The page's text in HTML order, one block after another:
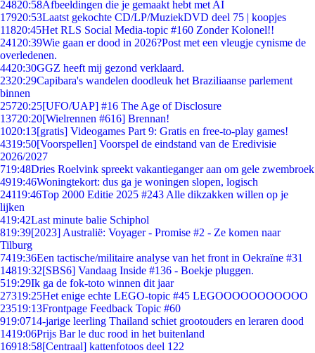
24820:58Afbeeldingen die je gemaakt hebt met AI
17920:53Laatst gekochte CD/LP/MuziekDVD deel 75 | koopjes
11820:45Het RLS Social Media-topic #160 Zonder Kolonel!!
241 20:39Wie gaan er dood in 2026?Post met een vleugje cynisme de
overledenen.
4420:30GGZ heeft mij gezond verklaard.
2320:29Capibara's wandelen doodleuk het Braziliaanse parlement
binnen
25720:25[UFO/UAP] #16 The Age of Disclosure
13720:20[Wielrennen #616] Brennan!
1020:13[gratis] Videogames Part 9: Gratis en free-to-play games!
4319:50[Voorspellen] Voorspel de eindstand van de Eredivisie
2026/2027
719:48Dries Roelvink spreekt vakantieganger aan om gele zwembroek
4919:46Woningtekort: dus ga je woningen slopen, logisch
24119:46Top 2000 Editie 2025 #243 Alle dikzakken willen op je
lijken
419:42Last minute balie Schiphol
819:39[2023] Australië: Voyager - Promise #2 - Ze komen naar
Tilburg
7419:36Een tactische/militaire analyse van het front in Oekraïne #31
14819:32[SBS6] Vandaag Inside #136 - Boekje pluggen.
519:29Ik ga de fok-toto winnen dit jaar
27319:25Het enige echte LEGO-topic #45 LEGOOOOOOOOOOO
23519:13Frontpage Feedback Topic #60
919:0714-jarige leerling Thailand schiet grootouders en leraren dood
1419:06Prijs Bar le duc rood in het buitenland
16918:58[Centraal] kattenfotoos deel 122